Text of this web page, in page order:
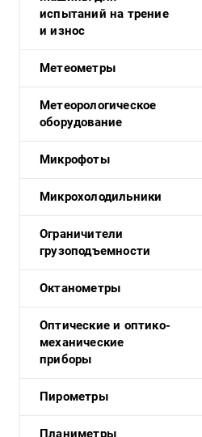
испытаний на трение
и износ
Метеометры
Метеорологическое
оборудование
Микрофоты
Микрохолодильники
Ограничители
грузоподъемности
Октанометры
Оптические и оптико-
механические
приборы
Пирометры
Планиметры